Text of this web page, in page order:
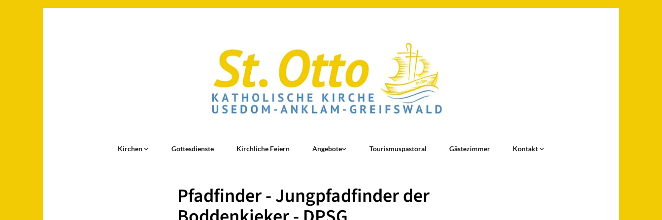
Kirchen Gottesdienste Kirchliche Feiern Angebote Tourismuspastoral Gästezimmer Kontakt
Pfadfinder - Jungpfadfinder der